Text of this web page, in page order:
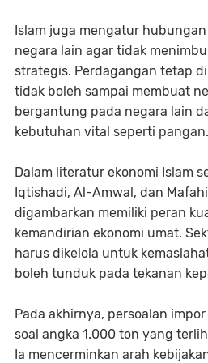
Islam juga mengatur
negara lain agar tidak
strategis. Perdagangan tetap
tidak boleh sampai membuat
bergantung pada negara lain
kebutuhan vital seperti pangan.
Dalam literatur ekonomi Islam
Iqtishadi, Al-Amwal, dan
digambarkan memiliki peran
kemandirian ekonomi umat.
harus dikelola untuk
boleh tunduk pada tekanan
Pada akhirnya, persoalan
soal angka 1.000 ton yang
Ia mencerminkan arah